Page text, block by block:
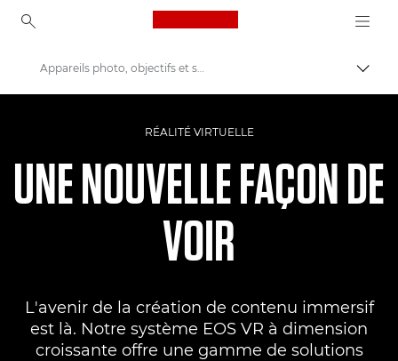
Canon Logo, back to
Appareils photo, objectifs et systèmes Canon VR
RÉALITÉ VIRTUELLE
UNE NOUVELLE FAÇON DE
VOIR
L'avenir de la création de contenu immersif
est là. Notre système EOS VR à dimension
croissante offre une gamme de solutions